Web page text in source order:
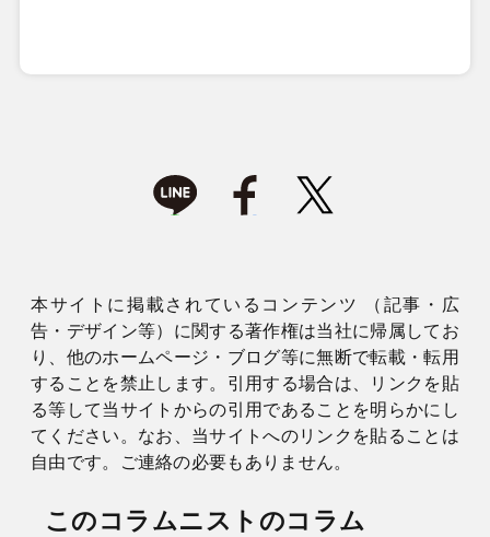
本サイトに掲載されているコンテンツ （記事・広
告・デザイン等）に関する著作権は当社に帰属してお
り、他のホームページ・ブログ等に無断で転載・転用
することを禁止します。引用する場合は、リンクを貼
る等して当サイトからの引用であることを明らかにし
てください。なお、当サイトへのリンクを貼ることは
自由です。ご連絡の必要もありません。
このコラムニストのコラム